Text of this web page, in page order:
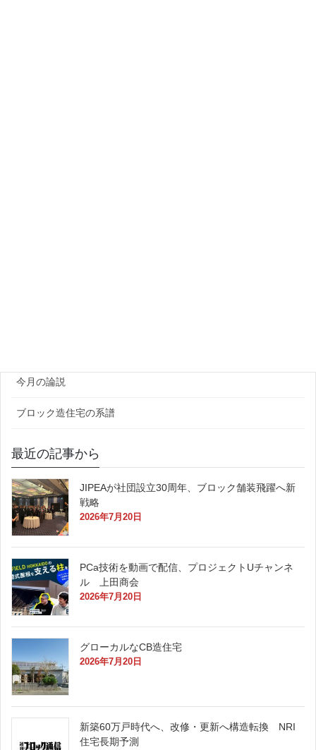
今月の論説
ブロック造住宅の系譜
最近の記事から
JIPEAが社団設立30周年、ブロック舗装飛躍へ新
戦略
2026年7月20日
PCa技術を動画で配信、プロジェクトUチャンネ
ル 上田商会
2026年7月20日
グローカルなCB造住宅
2026年7月20日
新築60万戸時代へ、改修・更新へ構造転換 NRI
住宅長期予測